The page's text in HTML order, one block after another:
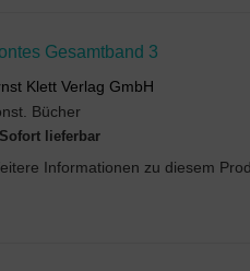
Gesamtband 3
Klett Verlag GmbH
Bücher
Sofort lieferbar